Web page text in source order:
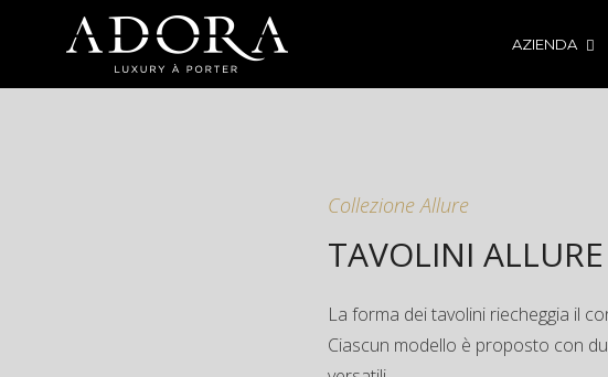
AZIENDA
Collezione Allure
TAVOLINI ALLURE
La forma dei tavolini riecheggia il
Ciascun modello è proposto con